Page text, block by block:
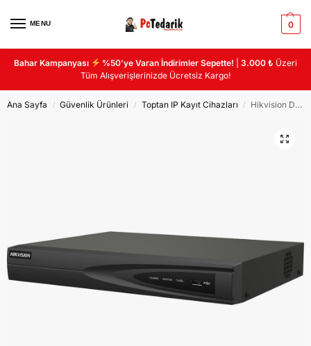
MENU 0
Bahar Kampanyası %50’ye Varan İndirimler Sepette! |3.000 ₺ Üzeri
Tüm Alışverişlerinizde Ücretsiz Kargo!
Ana Sayfa / Güvenlik Ürünleri / Toptan IP Kayıt Cihazları / Hikvision DS-7616NI-Q1 16 KANAL NVR KAYIT CIHAZI